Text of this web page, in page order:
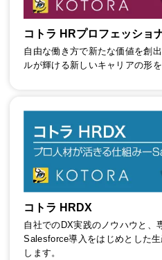
コトラ HRプロフェッショ
自由な働き方で新たな価値を創
ルが輝ける新しいキャリアの形を
コトラ HRDX
自社でのDX実践のノウハウと、
Salesforce導入をはじめとした
します。